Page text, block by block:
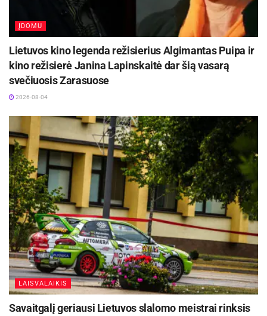
ĮDOMU
Lietuvos kino legenda režisierius Algimantas Puipa ir
kino režisierė Janina Lapinskaitė dar šią vasarą
svečiuosis Zarasuose
2026-08-04
LAISVALAIKIS
Savaitgalį geriausi Lietuvos slalomo meistrai rinksis